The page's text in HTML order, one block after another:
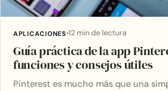
APLICACIONES 12 min de lectura
Guía práctica de la app
funciones y consejos útiles
Pinterest es mucho más que una